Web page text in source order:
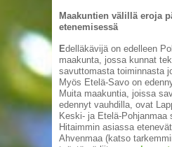
Maakuntien välillä eroja
etenemisessä
Edelläkävijä on edelleen
maakunta, jossa kunnat
savuttomasta toiminnasta
Myös Etelä-Savo on
Muita maakuntia, joissa
edennyt vauhdilla, ovat
Keski- ja Etelä-Pohjanmaa
Hitaimmin asiassa
Ahvenmaa (katso